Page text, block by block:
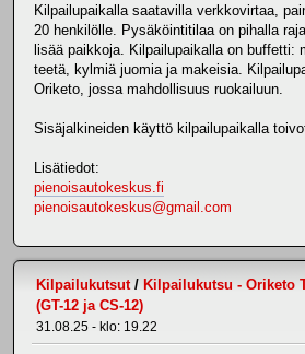
Kilpailupaikalla saatavilla verkkovirtaa,
20 henkilölle. Pysäköintitilaa on pihalla
lisää paikkoja. Kilpailupaikalla on buffetti:
teetä, kylmiä juomia ja makeisia.
Oriketo, jossa mahdollisuus ruokailuun.
Sisäjalkineiden käyttö kilpailupaikalla
Lisätiedot:
pienoisautokeskus.fi
pienoisautokeskus@gmail.com
Kilpailukutsut/ Kilpailukutsu - Oriketo
(GT-12 ja CS-12)
31.08.25 - klo: 19.22